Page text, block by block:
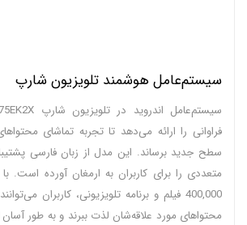
سیستم‌عامل هوشمند تلویزیون شارپ
فراوانی را ارائه می‌دهد تا تجربه تماشای
سطح جدید برساند. این مدل از زبان فارسی
متعددی را برای کاربران به ارمغان آورده است.
400,000 فیلم و برنامه تلویزیونی، کاربران